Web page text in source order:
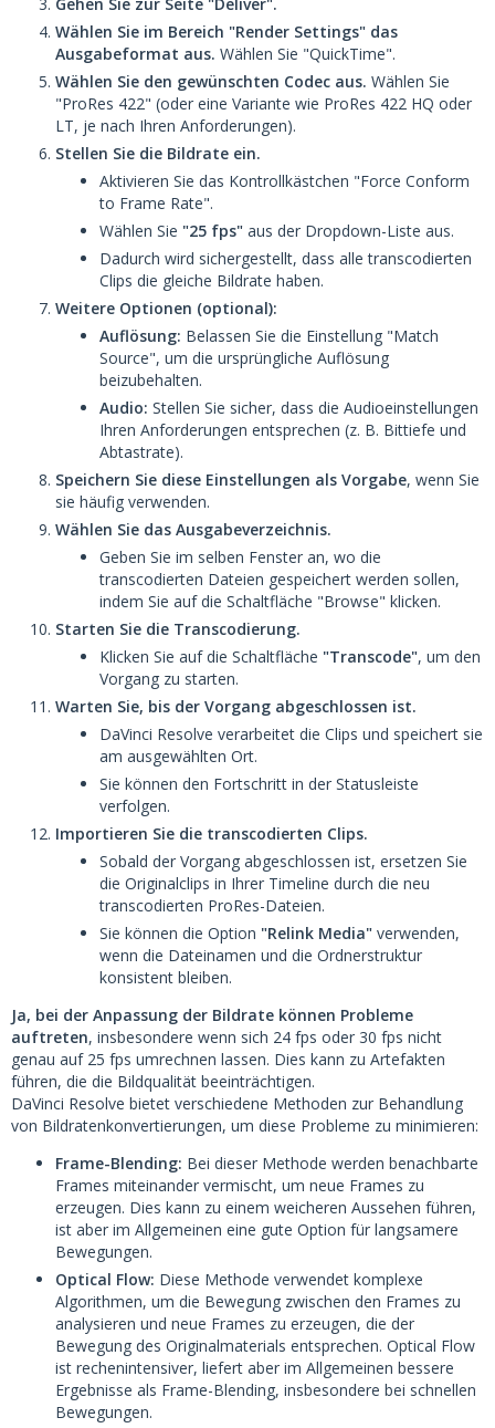
Wählen Sie im Bereich "Render Settings" das
Ausgabeformat aus. Wählen Sie "QuickTime".
Wählen Sie den gewünschten Codec aus. Wählen Sie
"ProRes 422" (oder eine Variante wie ProRes 422 HQ oder
LT, je nach Ihren Anforderungen).
Stellen Sie die Bildrate ein.
Aktivieren Sie das Kontrollkästchen "Force Conform
to Frame Rate".
Wählen Sie "25 fps" aus der Dropdown-Liste aus.
Dadurch wird sichergestellt, dass alle transcodierten
Clips die gleiche Bildrate haben.
Weitere Optionen (optional):
Auflösung: Belassen Sie die Einstellung "Match
Source", um die ursprüngliche Auflösung
beizubehalten.
Audio: Stellen Sie sicher, dass die Audioeinstellungen
Ihren Anforderungen entsprechen (z. B. Bittiefe und
Abtastrate).
Speichern Sie diese Einstellungen als Vorgabe, wenn Sie
sie häufig verwenden.
Wählen Sie das Ausgabeverzeichnis.
Geben Sie im selben Fenster an, wo die
transcodierten Dateien gespeichert werden sollen,
indem Sie auf die Schaltfläche "Browse" klicken.
Starten Sie die Transcodierung.
Klicken Sie auf die Schaltfläche "Transcode", um den
Vorgang zu starten.
Warten Sie, bis der Vorgang abgeschlossen ist.
DaVinci Resolve verarbeitet die Clips und speichert sie
am ausgewählten Ort.
Sie können den Fortschritt in der Statusleiste
verfolgen.
Importieren Sie die transcodierten Clips.
Sobald der Vorgang abgeschlossen ist, ersetzen Sie
die Originalclips in Ihrer Timeline durch die neu
transcodierten ProRes-Dateien.
Sie können die Option "Relink Media" verwenden,
wenn die Dateinamen und die Ordnerstruktur
konsistent bleiben.
Ja, bei der Anpassung der Bildrate können Probleme
auftreten, insbesondere wenn sich 24 fps oder 30 fps nicht
genau auf 25 fps umrechnen lassen. Dies kann zu Artefakten
führen, die die Bildqualität beeinträchtigen.
DaVinci Resolve bietet verschiedene Methoden zur Behandlung
von Bildratenkonvertierungen, um diese Probleme zu minimieren:
Frame-Blending: Bei dieser Methode werden benachbarte
Frames miteinander vermischt, um neue Frames zu
erzeugen. Dies kann zu einem weicheren Aussehen führen,
ist aber im Allgemeinen eine gute Option für langsamere
Bewegungen.
Optical Flow: Diese Methode verwendet komplexe
Algorithmen, um die Bewegung zwischen den Frames zu
analysieren und neue Frames zu erzeugen, die der
Bewegung des Originalmaterials entsprechen. Optical Flow
ist rechenintensiver, liefert aber im Allgemeinen bessere
Ergebnisse als Frame-Blending, insbesondere bei schnellen
Bewegungen.